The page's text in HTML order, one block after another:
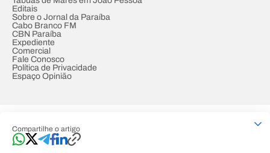
Compartilhe o artigo
Editais
Sobre o Jornal da Paraíba
Cabo Branco FM
CBN Paraíba
Expediente
Comercial
Fale Conosco
Política de Privacidade
Espaço Opinião
Developed by Designed by